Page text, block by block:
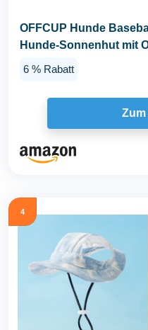
OFFCUP Hunde
Hunde-Sonnenhut mit
6 % Rabatt
4